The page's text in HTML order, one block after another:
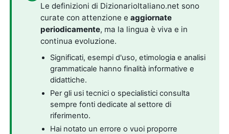
Le definizioni di DizionarioItaliano.net sono
curate con attenzione eaggiornate
periodicamente, ma la lingua è viva e in
continua evoluzione.
Significati, esempi d'uso, etimologia e analisi
grammaticale hanno finalità informative e
didattiche.
Per gli usi tecnici o specialistici consulta
sempre fonti dedicate al settore di
riferimento.
Hai notato un errore o vuoi proporre